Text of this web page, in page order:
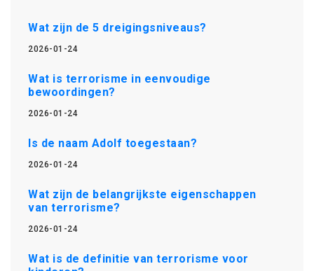
Wat zijn de 5 dreigingsniveaus?
2026-01-24
Wat is terrorisme in eenvoudige
bewoordingen?
2026-01-24
Is de naam Adolf toegestaan?
2026-01-24
Wat zijn de belangrijkste eigenschappen
van terrorisme?
2026-01-24
Wat is de definitie van terrorisme voor